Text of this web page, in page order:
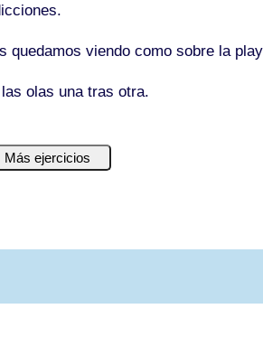
quedamos viendo como sobrela
olas una tras otra.
Más ejercicios